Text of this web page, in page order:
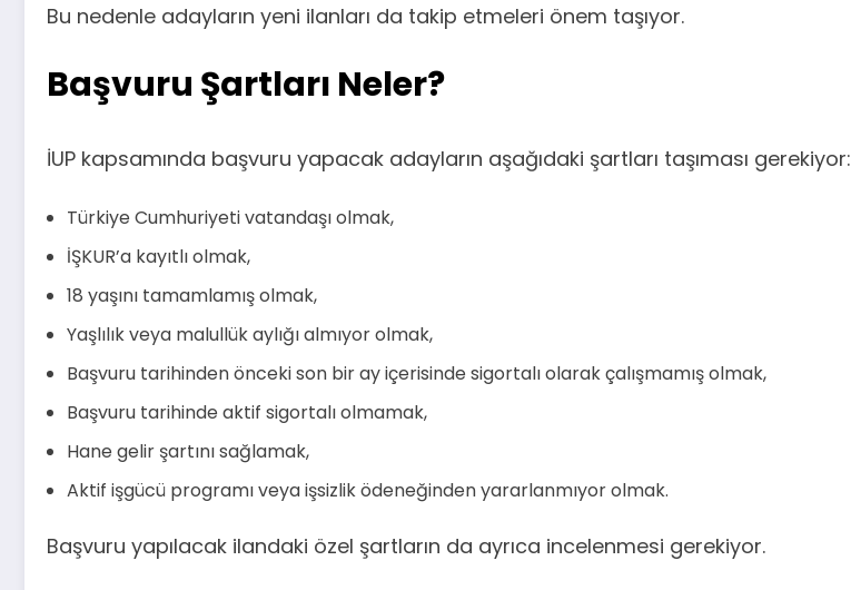
Bu nedenle adayların yeni ilanları da takip etmeleri önem taşıyor.
Başvuru Şartları Neler?
İUP kapsamında başvuru yapacak adayların aşağıdaki şartları taşıması gerekiyor:
Türkiye Cumhuriyeti vatandaşı olmak,
İŞKUR’a kayıtlı olmak,
18 yaşını tamamlamış olmak,
Yaşlılık veya malullük aylığı almıyor olmak,
Başvuru tarihinden önceki son bir ay içerisinde sigortalı olarak çalışmamış olmak,
Başvuru tarihinde aktif sigortalı olmamak,
Hane gelir şartını sağlamak,
Aktif işgücü programı veya işsizlik ödeneğinden yararlanmıyor olmak.
Başvuru yapılacak ilandaki özel şartların da ayrıca incelenmesi gerekiyor.